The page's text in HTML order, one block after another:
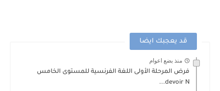
قد يعجبك ايضا
منذ بضع اعوام
فرض المرحلة الأولى اللغة الفرنسية للمستوى الخامس
devoir N...